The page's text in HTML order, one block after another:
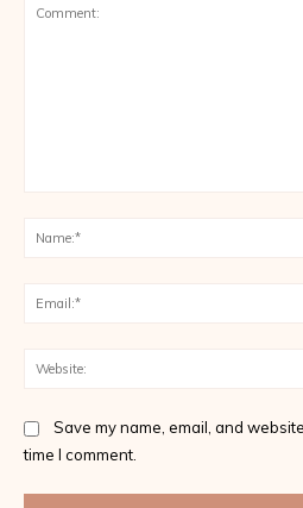
Save my name, email, and
time I comment.